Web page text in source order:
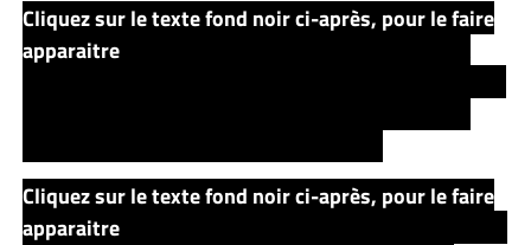
Cliquez sur le texte fond noir ci-après, pour le faire
apparaitreSur l’indice de Bill (anneau bleu) Ils font
Cliquez sur le texte fond noir ci-après, pour le faire
apparaitreAlors que la douzaine de personnes a défilé